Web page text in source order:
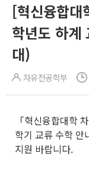
[혁신융합
학년도 하계
대)
자유전공학부
「혁신융합대학
학기 교류 수학 안
지원 바랍니다.